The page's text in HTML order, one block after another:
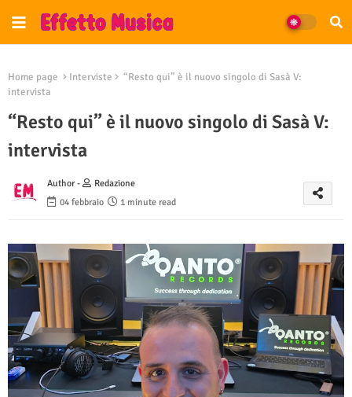
Home page Interviste
“Resto qui” è il nuovo singolo di Sasà V:
intervista
“Resto qui” è il nuovo singolo di Sasà V:
intervista
Author -
Redazione
04 febbraio
1 minute read